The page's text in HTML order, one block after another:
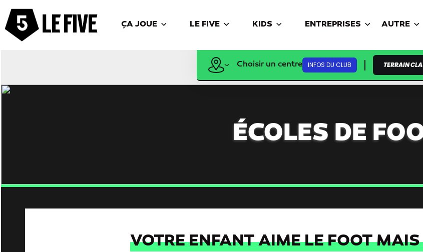
ÇA JOUE LE FIVE KIDS ENTREPRISES AUTRE
Choisir un centre INFOS DU CLUB TERRAIN
ÉCOLES DE
VOTRE ENFANT AIME LE FOOT MAIS